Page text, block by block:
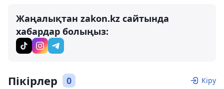
Жаңалықтан zakon.kz сайтында
хабардар болыңыз:
Пікірлер 0 Кіру